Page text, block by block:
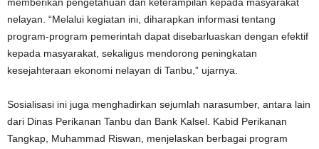
nelayan. “Melalui kegiatan ini, diharapkan informasi tentang
program-program pemerintah dapat disebarluaskan dengan efektif
kepada masyarakat, sekaligus mendorong peningkatan
kesejahteraan ekonomi nelayan di Tanbu,” ujarnya.
Sosialisasi ini juga menghadirkan sejumlah narasumber, antara lain
dari Dinas Perikanan Tanbu dan Bank Kalsel. Kabid Perikanan
Tangkap, Muhammad Riswan, menjelaskan berbagai program